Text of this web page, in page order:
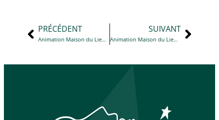
PRÉCÉDENT
Animation Maison du Lieutenant : PISTE ET SUIVI DES ANIMAUX de 14 h 30 à 16 h
SUIVANT
Animation Maison du Lieutenant : PISTE ET SUIVI DES ANIMAUX de 14 h 30 à 16 h